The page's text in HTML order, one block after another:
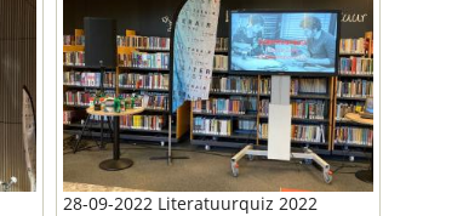
28-09-2022 Literatuurquiz 2022